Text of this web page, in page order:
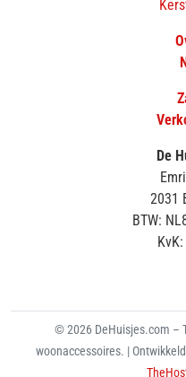
De
2031
BTW:
© 2026 DeHuisjes.com –
woonaccessoires. |